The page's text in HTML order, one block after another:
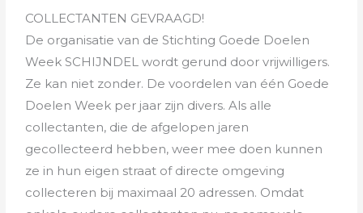
COLLECTANTEN GEVRAAGD!
De organisatie van de Stichting Goede Doelen
Week SCHIJNDEL wordt gerund door vrijwilligers.
Ze kan niet zonder. De voordelen van één Goede
Doelen Week per jaar zijn divers. Als alle
collectanten, die de afgelopen jaren
gecollecteerd hebben, weer mee doen kunnen
ze in hun eigen straat of directe omgeving
collecteren bij maximaal 20 adressen. Omdat